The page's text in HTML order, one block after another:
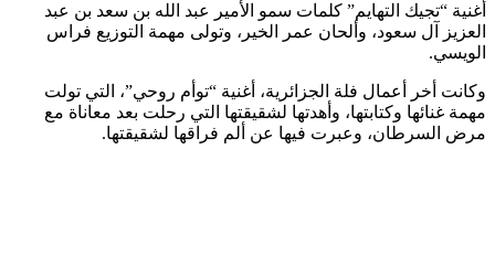
أغنية “تجيك التهايم” كلمات سمو الأمير عبد الله بن سعد بن عبد
العزيز آل سعود، وألحان عمر الخير، وتولى مهمة التوزيع فراس
الويسي.
وكانت أخر أعمال فلة الجزائرية، أغنية “توأم روحي”، التي تولت
مهمة غنائها وكتابتها، وأهدتها لشقيقتها التي رحلت بعد معاناة مع
مرض السرطان، وعبرت فيها عن ألم فراقها لشقيقتها.